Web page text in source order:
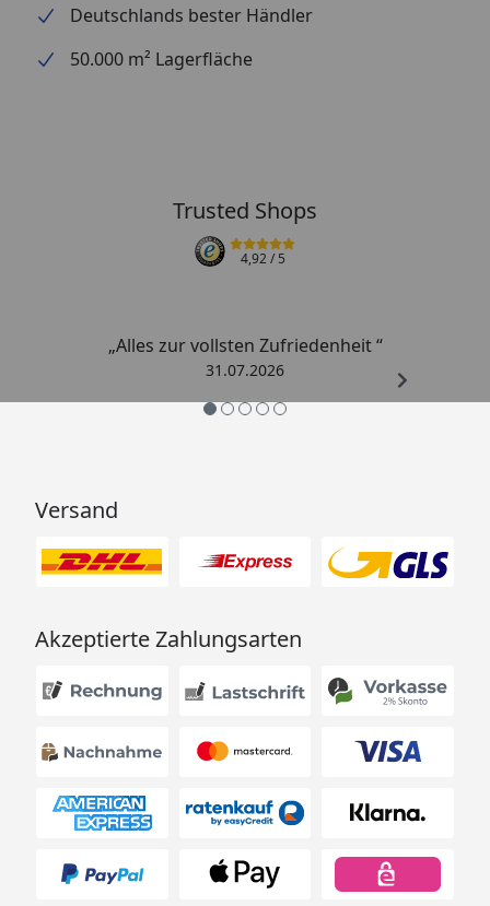
Deutschlands bester Händler
50.000 m² Lagerfläche
Trusted Shops
4,92/ 5
„Alles zur vollsten Zufriedenheit “
31.07.2026
Versand
Akzeptierte Zahlungsarten